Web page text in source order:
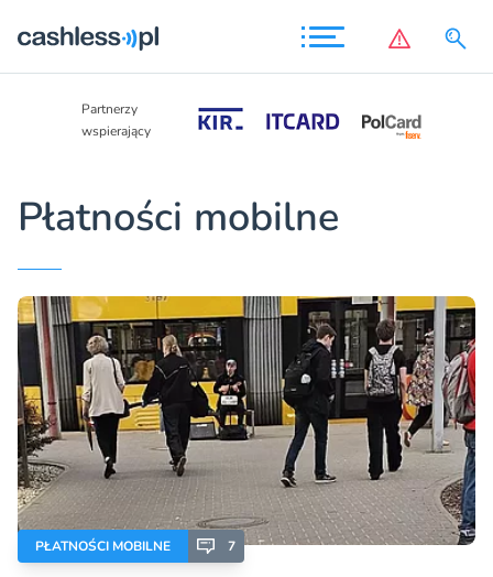
Partnerzy
wspierający
Płatności mobilne
PŁATNOŚCI MOBILNE 7